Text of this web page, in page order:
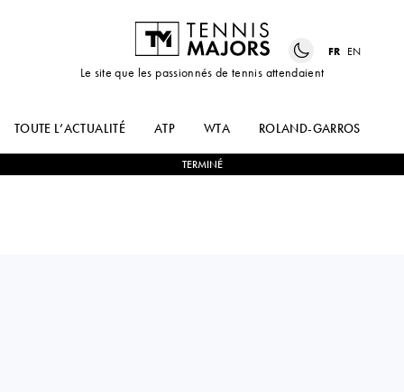
Le site que les passionnés de tennis attendaient
FR EN
TOUTE L’ACTUALITÉ ATP WTA ROLAND-GARROS
TERMINÉ